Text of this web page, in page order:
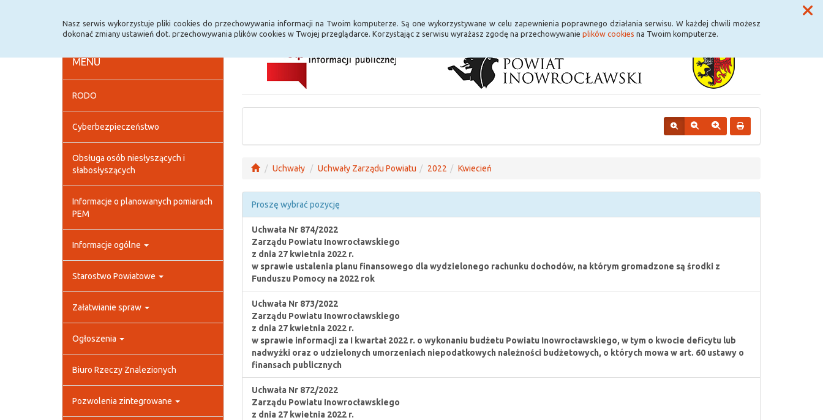
Nasz serwis wykorzystuje pliki cookies do przechowywania informacji na Twoim komputerze. Są one wykorzystywane w celu zapewnienia poprawnego działania serwisu. W każdej chwili możesz
dokonać zmiany ustawień dot. przechowywania plików cookies w Twojej przeglądarce. Korzystając z serwisu wyrażasz zgodę na przechowywanie plików cookies na Twoim komputerze.
MENU
RODO
Cyberbezpieczeństwo
Obsługa osób niesłyszących i
słabosłyszących
Informacje o planowanych pomiarach
PEM
Informacje ogólne
Starostwo Powiatowe
Załatwianie spraw
Ogłoszenia
Biuro Rzeczy Znalezionych
Pozwolenia zintegrowane
Uchwały Uchwały Zarządu Powiatu 2022 Kwiecień
Proszę wybrać pozycję
Uchwała Nr 874/2022
Zarządu Powiatu Inowrocławskiego
z dnia 27 kwietnia 2022 r.
w sprawie ustalenia planu finansowego dla wydzielonego rachunku dochodów, na którym gromadzone są środki z
Funduszu Pomocy na 2022 rok
Uchwała Nr 873/2022
Zarządu Powiatu Inowrocławskiego
z dnia 27 kwietnia 2022 r.
w sprawie informacji za I kwartał 2022 r. o wykonaniu budżetu Powiatu Inowrocławskiego, w tym o kwocie deficytu lub
nadwyżki oraz o udzielonych umorzeniach niepodatkowych należności budżetowych, o których mowa w art. 60 ustawy o
finansach publicznych
Uchwała Nr 872/2022
Zarządu Powiatu Inowrocławskiego
z dnia 27 kwietnia 2022 r.